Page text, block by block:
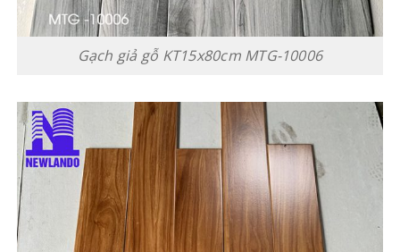
Gạch giả gỗ KT15x80cm MTG-10006